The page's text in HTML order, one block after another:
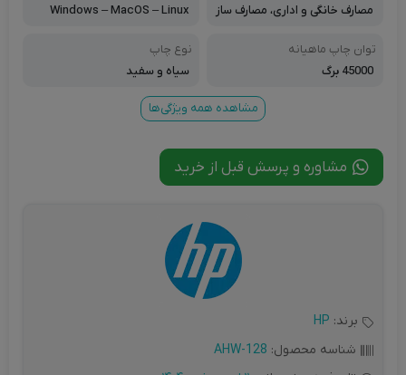
مصارف خانگی و اداری، مصارف ساز
Windows – MacOS – Linux
توان چاپ ماهیانه
45000 برگ
نوع چاپ
سیاه و سفید
مشاهده همه ویژگی‌ها
مشاوره و پرسش قبل از خرید
برند: HP
شناسه محصول: AHW-128